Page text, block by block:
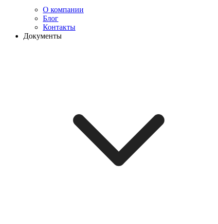
О компании
Блог
Контакты
Документы